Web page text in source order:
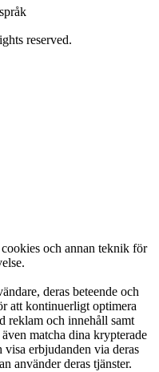
reserved.
och annan teknik för
deras beteende och
att kontinuerligt optimera
reklam och innehåll samt
matcha dina krypterade
erbjudanden via deras
använder deras tjänster.